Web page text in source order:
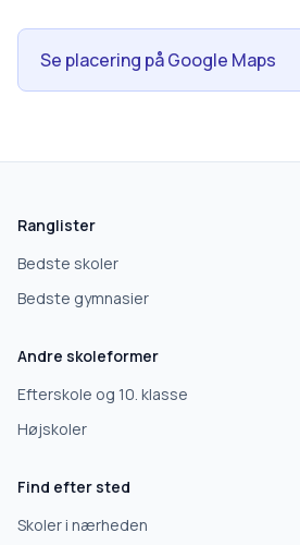
Se placering på Google Maps
Ranglister
Bedste skoler
Bedste gymnasier
Andre skoleformer
Efterskole og 10. klasse
Højskoler
Find efter sted
Skoler i nærheden